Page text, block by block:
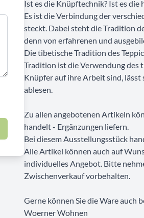
Ist es die Knüpftechnik? Ist es
Es ist die Verbindung der
steckt. Dabei steht die Tradition
denn von erfahrenen und
Die tibetische Tradition des
Tradition ist die Verwendung des
Knüpfer auf ihre Arbeit sind, lässt
ablesen.
Zu allen angebotenen Artikeln
handelt - Ergänzungen liefern.
Bei diesem Ausstellungsstück
Alle Artikel können auch auf
individuelles Angebot. Bitte
Zwischenverkauf vorbehalten.
Gerne können Sie die Ware auch
Woerner Wohnen